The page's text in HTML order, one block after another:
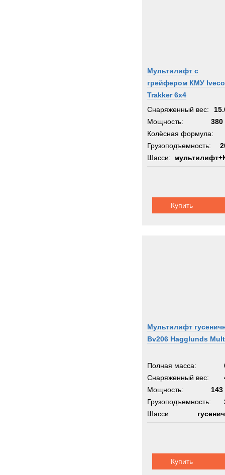
Мультилифт с
грейфером КМУ Iveco
Trakker 6x4
Снаряженный вес:
Мощность:
380
Колёсная формула:
Грузоподъемность:
Шасси:
Купить
Мультилифт
Bv206 Hagglunds
Полная масса:
Снаряженный вес:
Мощность:
143
Грузоподъемность:
Шасси:
Купить